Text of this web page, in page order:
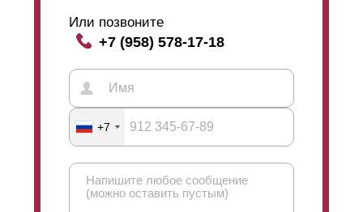
картинке, расположенной выше на странице сайта,
можно наглядно ознакомиться с влиянием выбора
нахлеста на угол обзора через забор.
Просматриваемость
сохраняется при любом виде нахлеста, даже в том
случае, еслиламелирасполагаются встык,
отсутствие нахлеста не закрывает полностью обзор
варианта будет немного больше, чем при выборе
нахлеста с минимальным шагом. Таким образом,
Или позвоните
+7 (958) 578-17-18
+7